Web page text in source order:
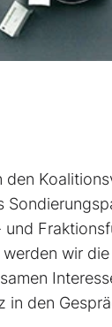
wir
in den